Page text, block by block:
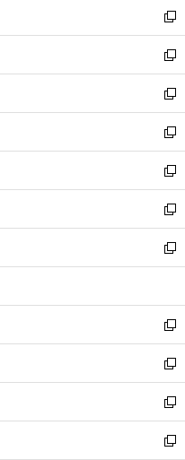
く
ド
ウ
で
開
く
ィ
ン
ド
ウ
で
開
く
い
ウ
ィ
ン
ド
ウ
で
開
く
新
し
い
ウ
ィ
ン
ド
ウ
で
開
く
新
し
い
ウ
ィ
ン
ド
ウ
で
開
く
新
し
い
ウ
ィ
ン
ド
ウ
で
開
新
し
い
ウ
ィ
ン
ド
ウ
開
く
新
し
い
ウ
ィ
ン
ウ
で
開
く
新
し
い
ウ
ン
ド
ウ
で
開
く
新
し
ウ
ィ
ン
ド
ウ
で
開
く
新
し
い
ウ
ィ
ン
ド
新
し
い
ウ
ィ
新
し
い
新